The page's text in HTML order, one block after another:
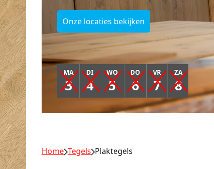
Onze locaties bekijken
MA
3
DI
4
WO
5
DO
6
VR
7
ZA
8
Home Tegels Plaktegels